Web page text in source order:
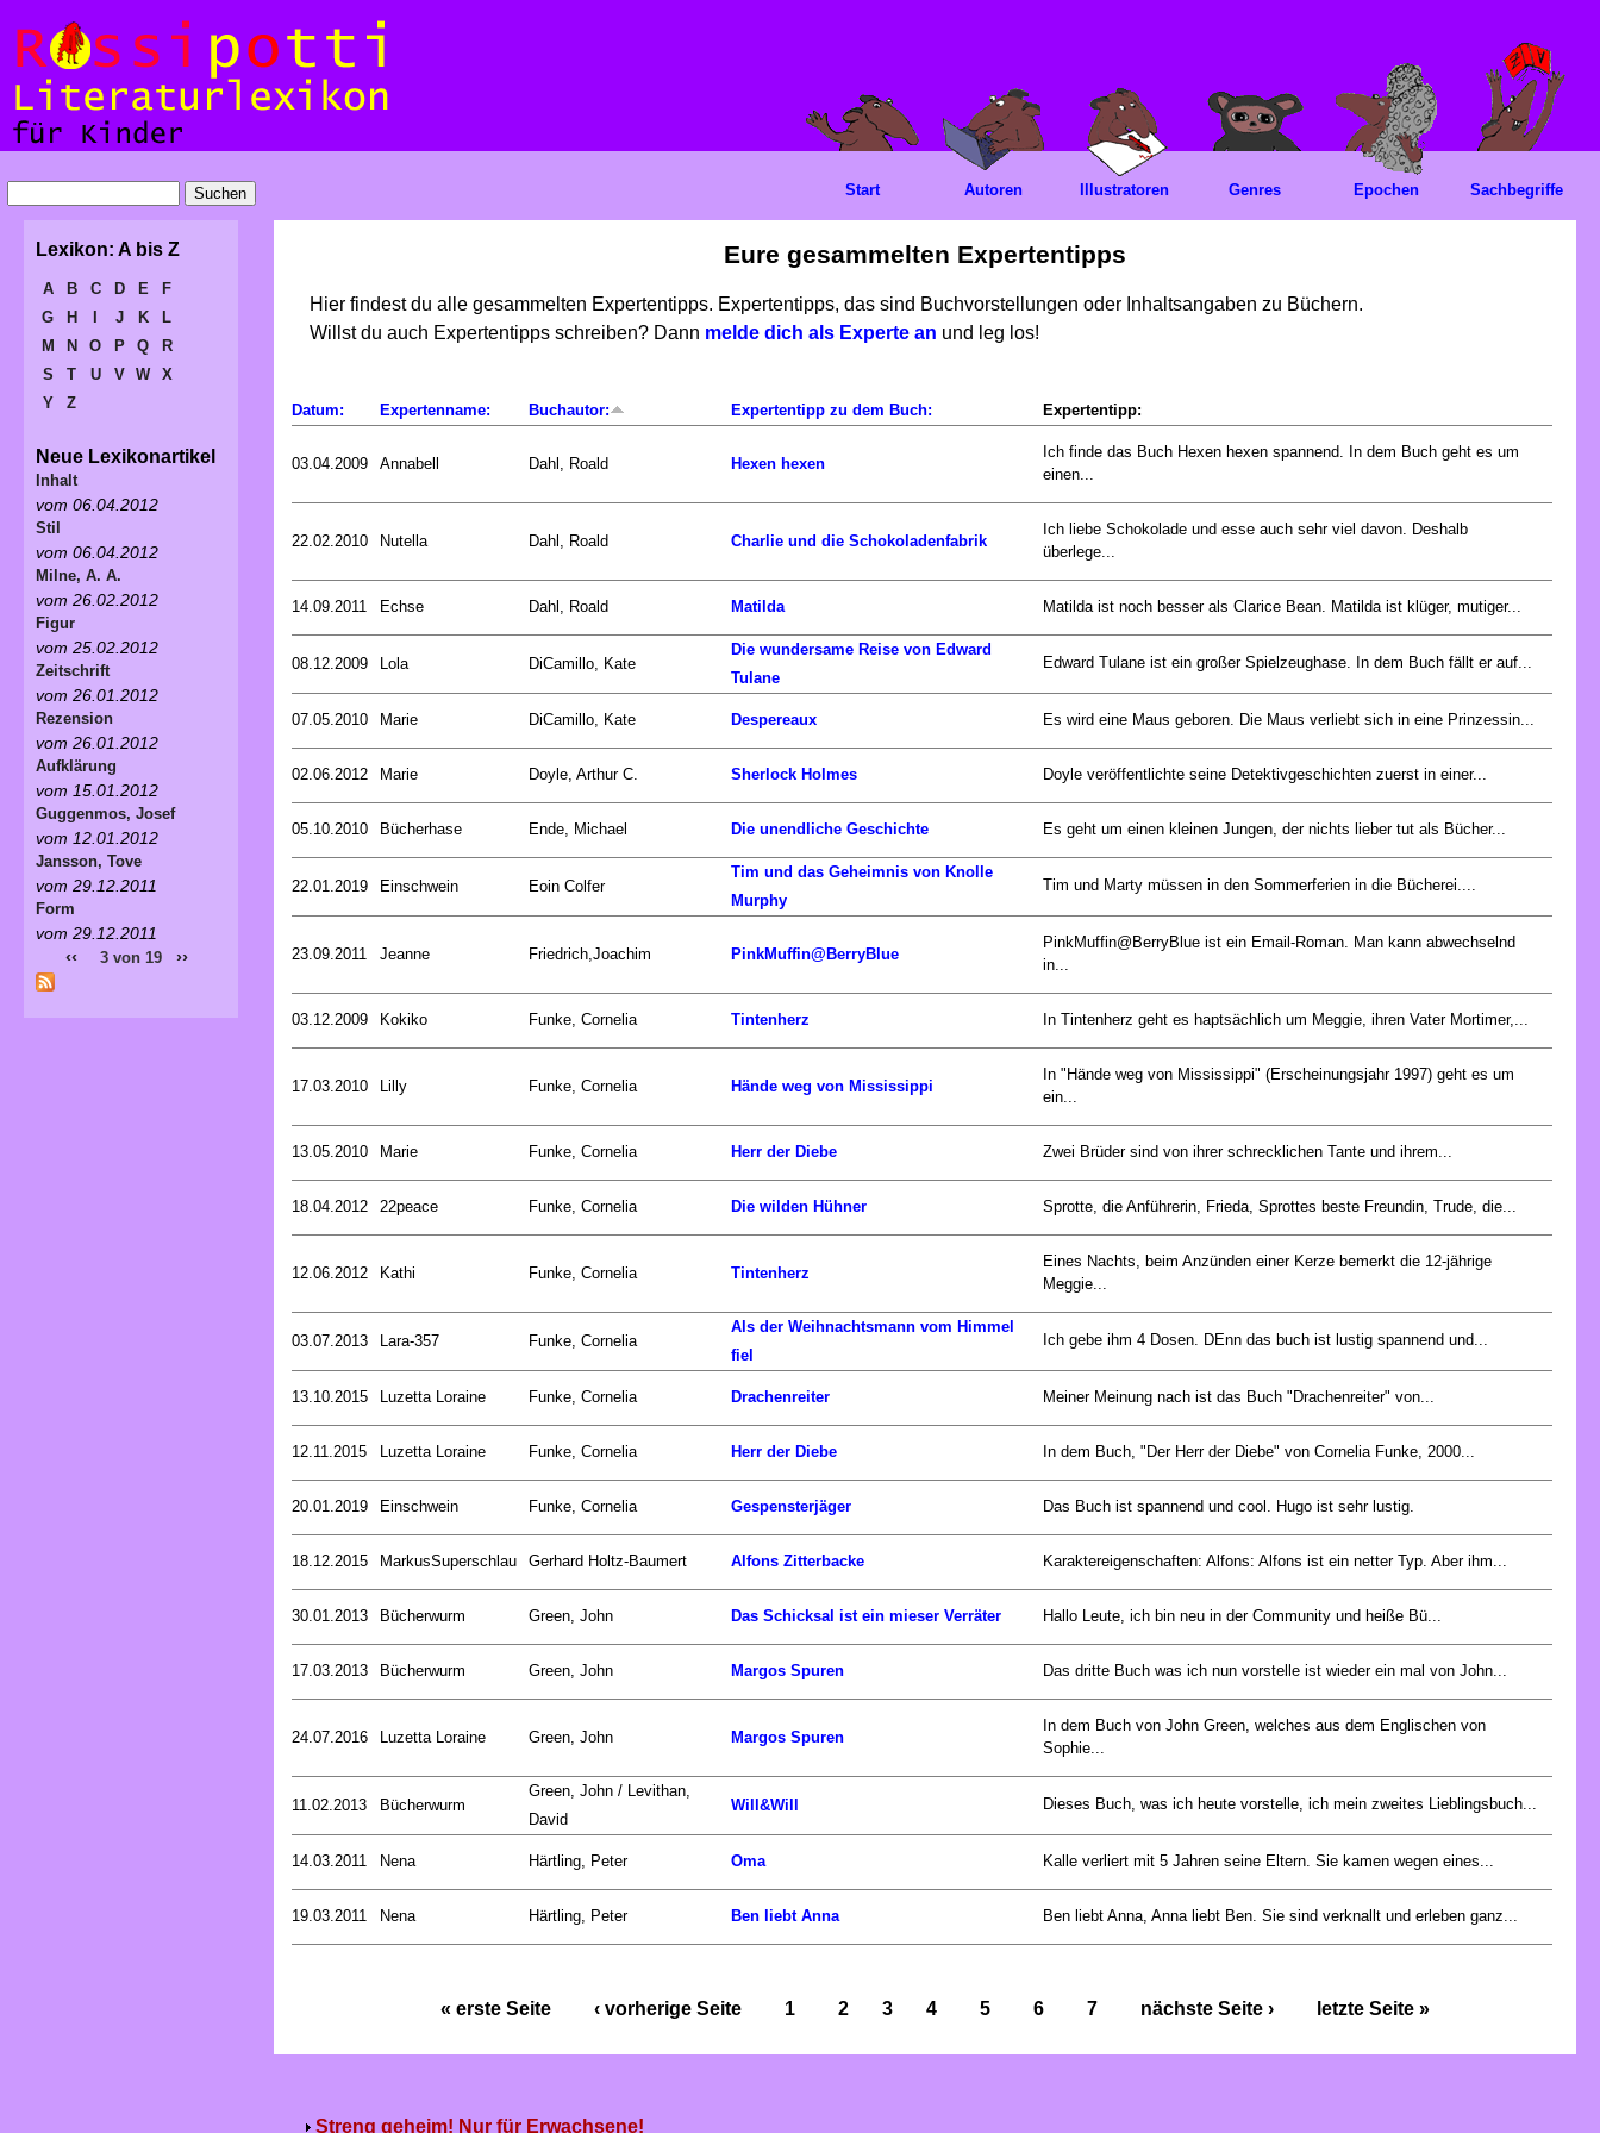
Eure gesammelten Expertentipps
Hier findest du alle gesammelten Expertentipps. Expertentipps, das sind Buchvorstellungen oder Inhaltsangaben zu Büchern.
Willst du auch Expertentipps schreiben? Dann melde dich als Experte an und leg los!
Datum: Expertenname: Buchautor: Expertentipp zu dem Buch: Expertentipp:
03.04.2009 Annabell Dahl, Roald Hexen hexen
Ich finde das Buch Hexen hexen spannend. In dem Buch geht es um
einen...
22.02.2010 Nutella Dahl, Roald Charlie und die Schokoladenfabrik
Ich liebe Schokolade und esse auch sehr viel davon. Deshalb
überlege...
14.09.2011 Echse Dahl, Roald Matilda Matilda ist noch besser als Clarice Bean. Matilda ist klüger, mutiger...
08.12.2009 Lola DiCamillo, Kate
Die wundersame Reise von Edward
Tulane
Edward Tulane ist ein großer Spielzeughase. In dem Buch fällt er auf...
07.05.2010 Marie DiCamillo, Kate Despereaux Es wird eine Maus geboren. Die Maus verliebt sich in eine Prinzessin...
02.06.2012 Marie Doyle, Arthur C. Sherlock Holmes Doyle veröffentlichte seine Detektivgeschichten zuerst in einer...
05.10.2010 Bücherhase Ende, Michael Die unendliche Geschichte Es geht um einen kleinen Jungen, der nichts lieber tut als Bücher...
22.01.2019 Einschwein Eoin Colfer
Tim und das Geheimnis von Knolle
Murphy
Tim und Marty müssen in den Sommerferien in die Bücherei....
23.09.2011 Jeanne Friedrich,Joachim PinkMuffin@BerryBlue
PinkMuffin@BerryBlue ist ein Email-Roman. Man kann abwechselnd
in...
03.12.2009 Kokiko Funke, Cornelia Tintenherz In Tintenherz geht es haptsächlich um Meggie, ihren Vater Mortimer,...
17.03.2010 Lilly Funke, Cornelia Hände weg von Mississippi
In "Hände weg von Mississippi" (Erscheinungsjahr 1997) geht es um
ein...
13.05.2010 Marie Funke, Cornelia Herr der Diebe Zwei Brüder sind von ihrer schrecklichen Tante und ihrem...
18.04.2012 22peace Funke, Cornelia Die wilden Hühner Sprotte, die Anführerin, Frieda, Sprottes beste Freundin, Trude, die...
12.06.2012 Kathi Funke, Cornelia Tintenherz
Eines Nachts, beim Anzünden einer Kerze bemerkt die 12-jährige
Meggie...
03.07.2013 Lara-357 Funke, Cornelia
Als der Weihnachtsmann vom Himmel
fiel
Ich gebe ihm 4 Dosen. DEnn das buch ist lustig spannend und...
13.10.2015 Luzetta Loraine Funke, Cornelia Drachenreiter Meiner Meinung nach ist das Buch "Drachenreiter" von...
12.11.2015 Luzetta Loraine Funke, Cornelia Herr der Diebe In dem Buch, "Der Herr der Diebe" von Cornelia Funke, 2000...
20.01.2019 Einschwein Funke, Cornelia Gespensterjäger Das Buch ist spannend und cool. Hugo ist sehr lustig.
18.12.2015 MarkusSuperschlau Gerhard Holtz-Baumert Alfons Zitterbacke Karaktereigenschaften: Alfons: Alfons ist ein netter Typ. Aber ihm...
30.01.2013 Bücherwurm Green, John Das Schicksal ist ein mieser Verräter Hallo Leute, ich bin neu in der Community und heiße Bü...
17.03.2013 Bücherwurm Green, John Margos Spuren Das dritte Buch was ich nun vorstelle ist wieder ein mal von John...
24.07.2016 Luzetta Loraine Green, John Margos Spuren
In dem Buch von John Green, welches aus dem Englischen von
Sophie...
11.02.2013 Bücherwurm
Green, John / Levithan,
David
Will&Will Dieses Buch, was ich heute vorstelle, ich mein zweites Lieblingsbuch...
14.03.2011 Nena Härtling, Peter Oma Kalle verliert mit 5 Jahren seine Eltern. Sie kamen wegen eines...
19.03.2011 Nena Härtling, Peter Ben liebt Anna Ben liebt Anna, Anna liebt Ben. Sie sind verknallt und erleben ganz...
« erste Seite ‹ vorherige Seite 1 2 3 4 5 6 7 nächste Seite › letzte Seite »
Streng geheim! Nur für Erwachsene!
Start Autoren Illustratoren Genres Epochen Sachbegriffe
Lexikon: A bis Z
A B C D E
F
G
H J K
L
M
N O P Q
R
S
T U V W
X
Y
Z
Neue Lexikonartikel
Inhalt
vom 06.04.2012
Stil
vom 06.04.2012
Milne, A. A.
vom 26.02.2012
Figur
vom 25.02.2012
Zeitschrift
vom 26.01.2012
Rezension
vom 26.01.2012
Aufklärung
vom 15.01.2012
Guggenmos, Josef
vom 12.01.2012
Jansson, Tove
vom 29.12.2011
Form
vom 29.12.2011
‹‹ 3 von 19 ››